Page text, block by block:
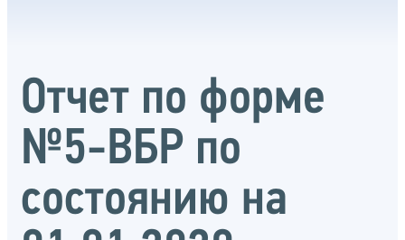
Отчет по форме
№5-ВБР по
состоянию на